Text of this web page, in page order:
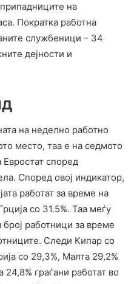
на
Пократка работна
службеници – 34
дејности и
на неделно работно
место, таа е на седмото
Евростат според
Според овој индикатор,
работат за време на
со 31.5%. Таа меѓу
работници за време
Следи Кипар со
со 29,3%, Малта 29,2%
24,8% граѓани работат во